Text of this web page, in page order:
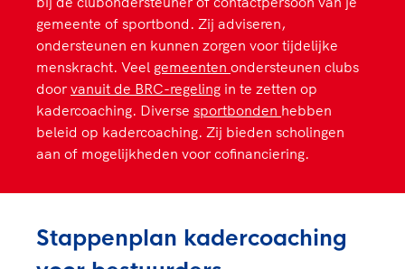
gemeente of sportbond. Zij adviseren,
ondersteunen en kunnen zorgen voor tijdelijke
menskracht. Veel gemeenten ondersteunen clubs
door vanuit de BRC-regeling in te zetten op
kadercoaching. Diverse sportbonden hebben
beleid op kadercoaching. Zij bieden scholingen
aan of mogelijkheden voor cofinanciering.
Stappenplan kadercoaching